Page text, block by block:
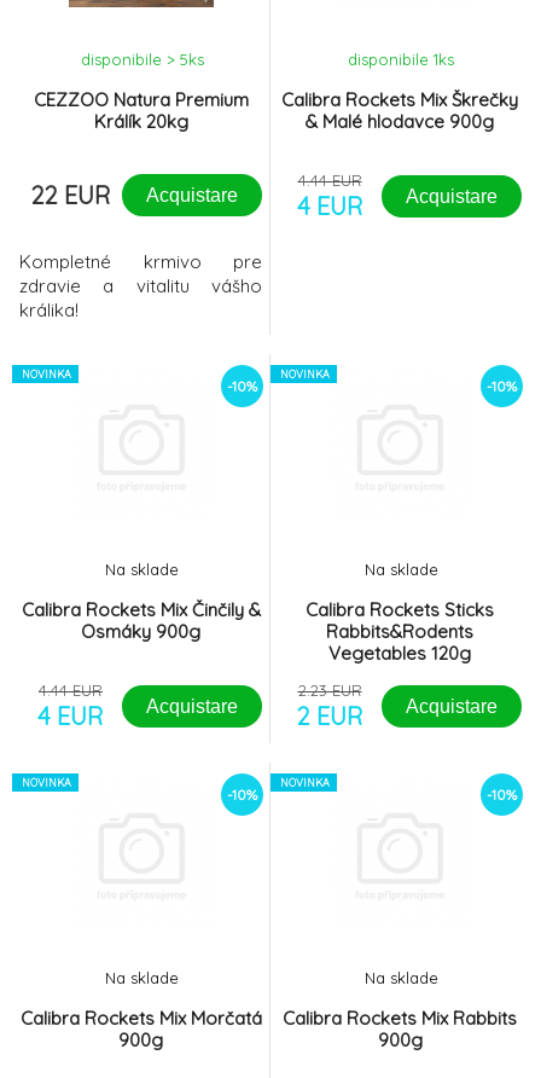
CEZZOO Natura Premium
Králík 20kg
disponibile > 5ks
22 EUR Acquistare
Kompletné krmivo pre
zdravie a vitalitu vášho
králika!
Calibra Rockets Mix Škrečky
& Malé hlodavce 900g
disponibile 1ks
4.44 EUR
4 EUR Acquistare
NOVINKA
-10%
Calibra Rockets Mix Činčily &
Osmáky 900g
Na sklade
4.44 EUR
4 EUR Acquistare
NOVINKA
-10%
Calibra Rockets Sticks
Rabbits&Rodents
Vegetables 120g
Na sklade
2.23 EUR
2 EUR Acquistare
NOVINKA
-10%
Calibra Rockets Mix Morčatá
900g
Na sklade
NOVINKA
-10%
Calibra Rockets Mix Rabbits
900g
Na sklade